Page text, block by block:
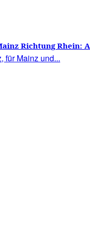
Richtung Rhein:
Haben die Mainzer